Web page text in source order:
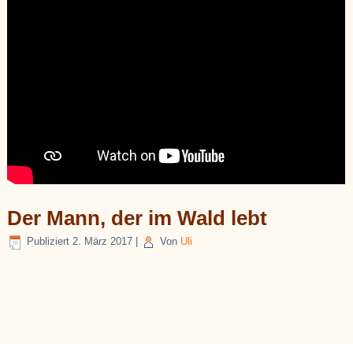
Der Mann, der im Wald lebt
Publiziert 2. März 2017 Von Uli